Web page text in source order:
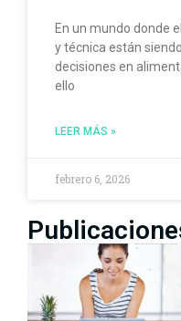
En un mundo donde
y técnica están
decisiones en
ello
LEER MÁS »
febrero 6, 2026